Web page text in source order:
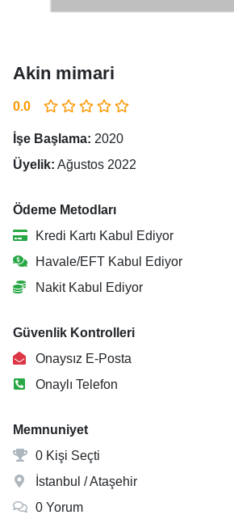
Akin mimari
0.0
İşe Başlama: 2020
Üyelik: Ağustos 2022
Ödeme Metodları
Kredi Kartı Kabul Ediyor
Havale/EFT Kabul Ediyor
Nakit Kabul Ediyor
Güvenlik Kontrolleri
Onaysız E-Posta
Onaylı Telefon
Memnuniyet
0 Kişi Seçti
İstanbul / Ataşehir
0 Yorum